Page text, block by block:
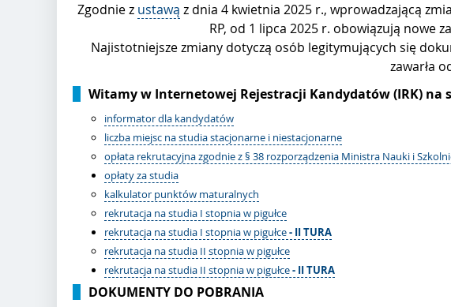
Zgodnie z ustawą z dnia 4 kwietnia 2025 r., wprowadzającą
RP, od 1 lipca 2025 r. obowiązują nowe
Najistotniejsze zmiany dotyczą osób legitymujących się
zawarła
Witamy w Internetowej Rejestracji Kandydatów (IRK)
informator dla kandydatów
liczba miejsc na studia stacjonarne i niestacjonarne
opłata rekrutacyjna zgodnie z § 38 rozporządzenia Ministra Nauki i
opłaty za studia
kalkulator punktów maturalnych
rekrutacja na studia I stopnia w pigułce
rekrutacja na studia I stopnia w pigułce- II TURA
rekrutacja na studia II stopnia w pigułce
rekrutacja na studia II stopnia w pigułce- II TURA
DOKUMENTY DO POBRANIA